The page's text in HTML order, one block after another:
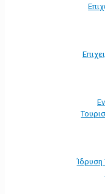
Ίδρυση